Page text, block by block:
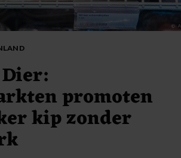
promoten
kip zonder